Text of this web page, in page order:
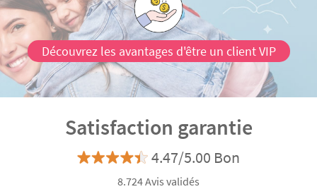
Découvrez les avantages d'être un client VIP
Satisfaction garantie
4.47/5.00 Bon
8.724 Avis validés